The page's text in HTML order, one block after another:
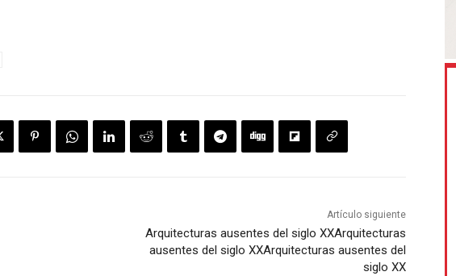
Artículo siguiente
Arquitecturas ausentes del siglo XXArquitecturas
ausentes del siglo XXArquitecturas ausentes del
siglo XX